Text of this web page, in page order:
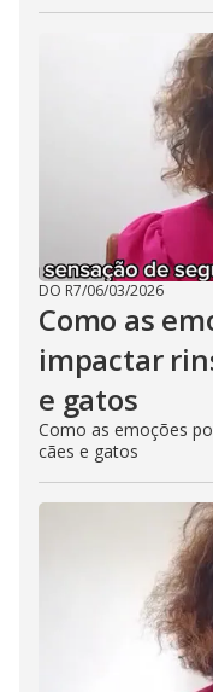
DO R7/06/03/2026
Como as
impactar
e gatos
Como as emoções
cães e gatos